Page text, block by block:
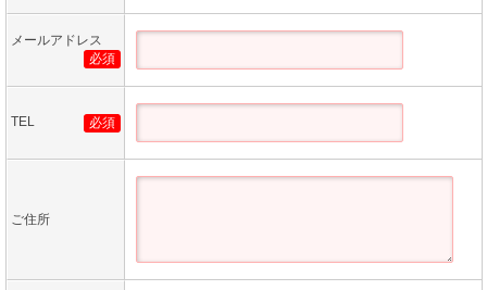
メールアドレス
必須
TEL 必須
ご住所